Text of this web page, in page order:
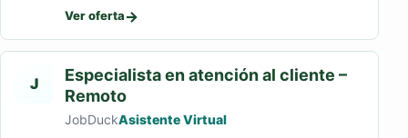
Ver oferta→
J
Especialista en atención al cliente –
Remoto
JobDuckAsistente Virtual